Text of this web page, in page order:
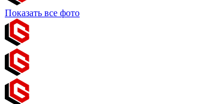
Показать все фото